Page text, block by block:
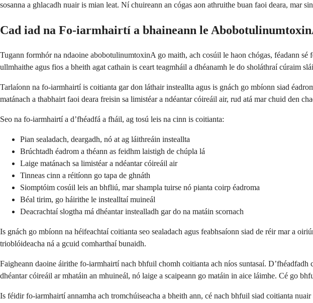
sosanna a ghlacadh nuair is mian leat. Ní chuireann an cógas aon athruithe buan faoi deara, mar
Cad iad na Fo-iarmhairtí a bhaineann le
Tugann formhór na ndaoine abobotulinumtoxinA go maith, ach cosúil le haon chógas, féadann
ullmhaithe agus fios a bheith agat cathain is ceart teagmháil a dhéanamh le do sholáthraí cúraim
Tarlaíonn na fo-iarmhairtí is coitianta gar don láthair insteallta agus is gnách go mbíonn siad
matánach a thabhairt faoi deara freisin sa limistéar a ndéantar cóireáil air, rud atá mar chuid den
Seo na fo-iarmhairtí a d’fhéadfá a fháil, ag tosú leis na cinn is coitianta:
Pian sealadach, deargadh, nó at ag láithreáin insteallta
Brúchtadh éadrom a théann as feidhm laistigh de chúpla lá
Laige matánach sa limistéar a ndéantar cóireáil air
Tinneas cinn a réitíonn go tapa de ghnáth
Siomptóim cosúil leis an bhfliú, mar shampla tuirse nó pianta coirp éadroma
Béal tirim, go háirithe le instealltaí muineál
Deacrachtaí slogtha má dhéantar instealladh gar do na matáin scornach
Is gnách go mbíonn na héifeachtaí coitianta seo sealadach agus feabhsaíonn siad de réir mar a
trioblóideacha ná a gcuid comharthaí bunaidh.
Faigheann daoine áirithe fo-iarmhairtí nach bhfuil chomh coitianta ach níos suntasaí.
dhéantar cóireáil ar mhatáin an mhuineál, nó laige a scaipeann go matáin in aice láimhe. Cé go
Is féidir fo-iarmhairtí annamha ach tromchúiseacha a bheith ann, cé nach bhfuil siad coitianta